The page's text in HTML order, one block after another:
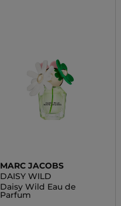
MARC JACOBS
DAISY WILD
Daisy Wild Eau de
Parfum